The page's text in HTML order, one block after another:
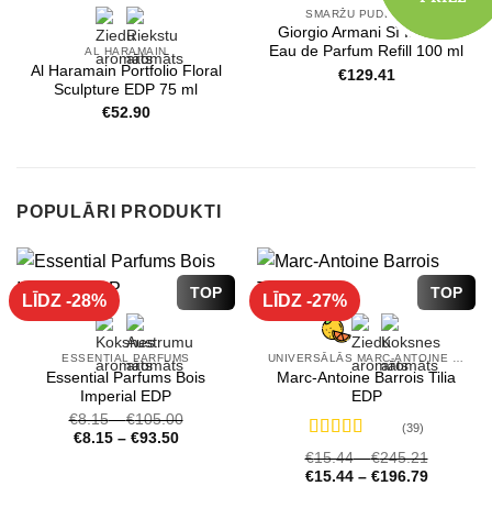
AL HARAMAIN
Al Haramain Portfolio Floral
Sculpture EDP 75 ml
€52.90
SMARŽU PUDELĪTES
Giorgio Armani Sì Intense
Eau de Parfum Refill 100 ml
€129.41
POPULĀRI PRODUKTI
TOP
LĪDZ -28%
ESSENTIAL PARFUMS
Essential Parfums Bois
Imperial EDP
€8.15–€105.00
€8.15– €93.50
TOP
LĪDZ -27%
Marc-Antoine Barrois Tilia
EDP
Novērtēts
ar4.72 no 5
(39)
€15.44–€245.21
€15.44– €196.79